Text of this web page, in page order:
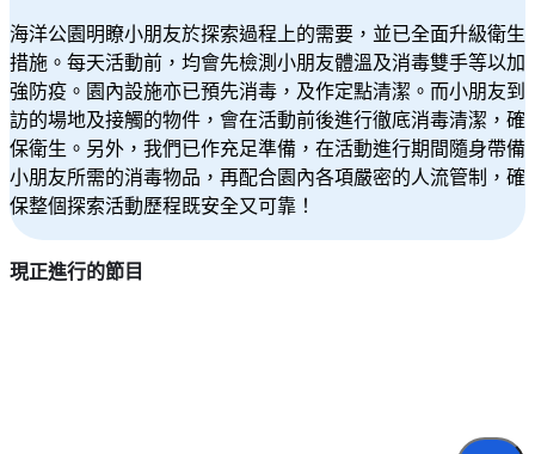
海洋公園明瞭小朋友於探索過程上的需要，並已全面升級衛生
措施。每天活動前，均會先檢測小朋友體溫及消毒雙手等以加
強防疫。園內設施亦已預先消毒，及作定點清潔。而小朋友到
訪的場地及接觸的物件，會在活動前後進行徹底消毒清潔，確
保衛生。另外，我們已作充足準備，在活動進行期間隨身帶備
小朋友所需的消毒物品，再配合園內各項嚴密的人流管制，確
保整個探索活動歷程既安全又可靠！
現正進行的節目